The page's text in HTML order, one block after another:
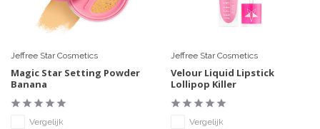
Jeffree Star Cosmetics
Magic Star Setting Powder
Banana
Vergelijk
Jeffree Star Cosmetics
Velour Liquid Lipstick
Lollipop Killer
Vergelijk